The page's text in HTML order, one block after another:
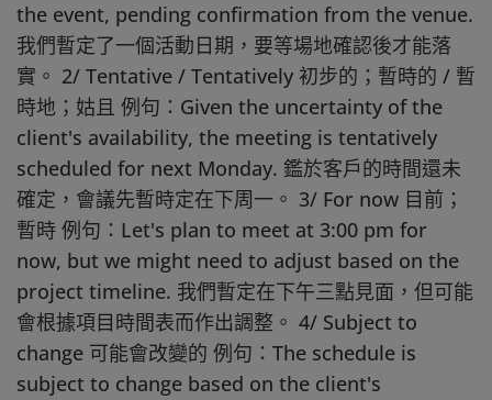
the event, pending confirmation from the venue.
我們暫定了一個活動日期，要等場地確認後才能落
實。 2/ Tentative / Tentatively 初步的；暫時的 / 暫
時地；姑且 例句：Given the uncertainty of the
client's availability, the meeting is tentatively
scheduled for next Monday. 鑑於客戶的時間還未
確定，會議先暫時定在下周一。 3/ For now 目前；
暫時 例句：Let's plan to meet at 3:00 pm for
now, but we might need to adjust based on the
project timeline. 我們暫定在下午三點見面，但可能
會根據項目時間表而作出調整。 4/ Subject to
change 可能會改變的 例句：The schedule is
subject to change based on the client's